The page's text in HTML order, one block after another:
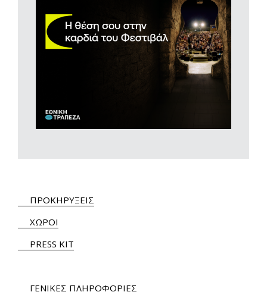
ΠΡΟΚΗΡΥΞΕΙΣ
ΧΩΡΟΙ
PRESS KIT
ΓΕΝΙΚΕΣ ΠΛΗΡΟΦΟΡΙΕΣ